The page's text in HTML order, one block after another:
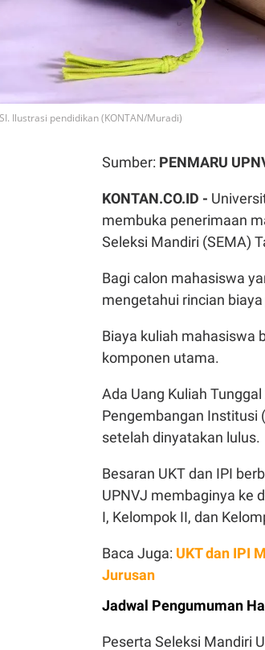
Ilustrasi pendidikan (KONTAN/Muradi)
Sumber: PENMARU
KONTAN.CO.ID -
membuka penerimaan
Seleksi Mandiri (SEMA)
Bagi calon mahasiswa
mengetahui rincian
Biaya kuliah mahasiswa
komponen utama.
Ada Uang Kuliah
Pengembangan Institusi
setelah dinyatakan lulus.
Besaran UKT dan IPI
UPNVJ membaginya ke
I, Kelompok II, dan
Baca Juga: UKT dan IPI
Jurusan
Jadwal Pengumuman
Peserta Seleksi Mandiri